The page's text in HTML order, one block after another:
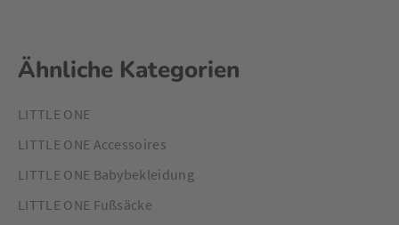
Ähnliche Kategorien
LITTLE ONE
LITTLE ONE Accessoires
LITTLE ONE Babybekleidung
LITTLE ONE Fußsäcke